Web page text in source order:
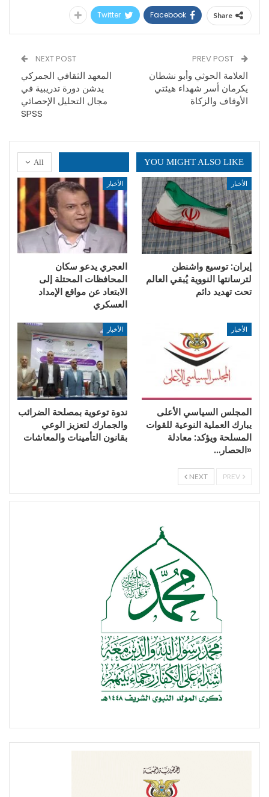
Share
Facebook
Twitter
العلامة الحوثي وأبو نشطان
يكرمان أسر شهداء هيئتي
الأوقاف والزكاة
NEXT POST
المعهد الثقافي الجمركي
يدشن دورة تدريبية في
مجال التحليل الإحصائي
SPSS
All YOU MIGHT ALSO LIKE
الأخبار
إيران: توسيع واشنطن
لترسانتها النووية يُبقي العالم
تحت تهديد دائم
الأخبار
العجري يدعو سكان
المحافظات المحتلة إلى
الابتعاد عن مواقع الإمداد
العسكري
الأخبار
المجلس السياسي الأعلى
يبارك العملية النوعية للقوات
المسلحة ويؤكد: معادلة
«الحصار…
الأخبار
ندوة توعوية بمصلحة الضرائب
والجمارك لتعزيز الوعي
بقانون التأمينات والمعاشات
NEXT